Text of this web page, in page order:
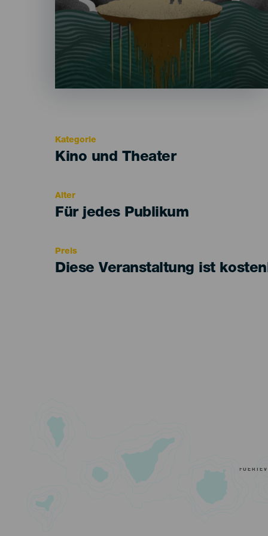
Kategorie
Categoría
Kino und Theater
Alter
Edad
Für jedes Publikum
Preis
Diese Veranstaltung ist